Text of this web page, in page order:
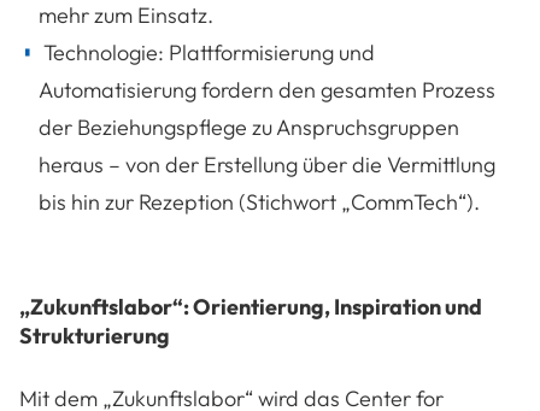
mehr zum Einsatz.
Technologie: Plattformisierung und
Automatisierung fordern den gesamten Prozess
der Beziehungspflege zu Anspruchsgruppen
heraus – von der Erstellung über die Vermittlung
bis hin zur Rezeption (Stichwort „CommTech“).
„Zukunftslabor“: Orientierung, Inspiration und
Strukturierung
Mit dem „Zukunftslabor“ wird das Center for